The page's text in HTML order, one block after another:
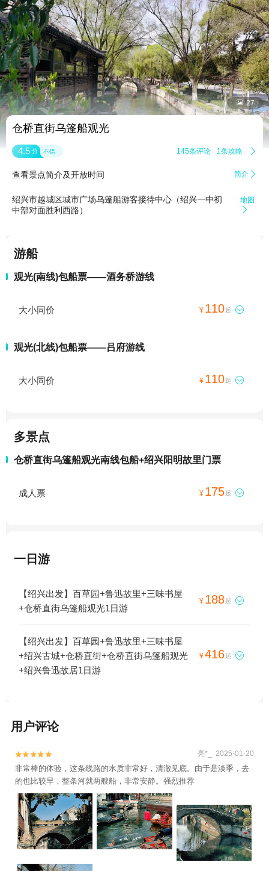
 27
仓桥直街乌篷船观光
4.5 分 不错 145条评论 1条攻略 
查看景点简介及开放时间 简介 
绍兴市越城区城市广场乌篷船游客接待中心（绍兴一中初
中部对面胜利西路）
地图

游船
观光(南线)包船票——酒务桥游线
大小同价 ¥ 110起 
观光(北线)包船票——吕府游线
大小同价 ¥ 110起 
多景点
仓桥直街乌篷船观光南线包船+绍兴阳明故里门票
成人票 ¥ 175起 
一日游
【绍兴出发】百草园+鲁迅故里+三味书屋
+仓桥直街乌篷船观光1日游
¥ 188起 
【绍兴出发】百草园+鲁迅故里+三味书屋
+绍兴古城+仓桥直街+仓桥直街乌篷船观光
+绍兴鲁迅故居1日游
¥416起 
用户评论

 亮*_ 2025-01-20
非常棒的体验，这条线路的水质非常好，清澈见底。由于是淡季，去
的也比较早，整条河就两艘船，非常安静。强烈推荐
